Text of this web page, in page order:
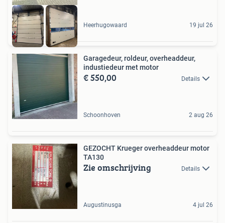
Heerhugowaard 19 jul 26
Garagedeur, roldeur, overheaddeur,
industiedeur met motor
€ 550,00 Details
Schoonhoven 2 aug 26
GEZOCHT Krueger overheaddeur motor
TA130
Zie omschrijving Details
Augustinusga 4 jul 26